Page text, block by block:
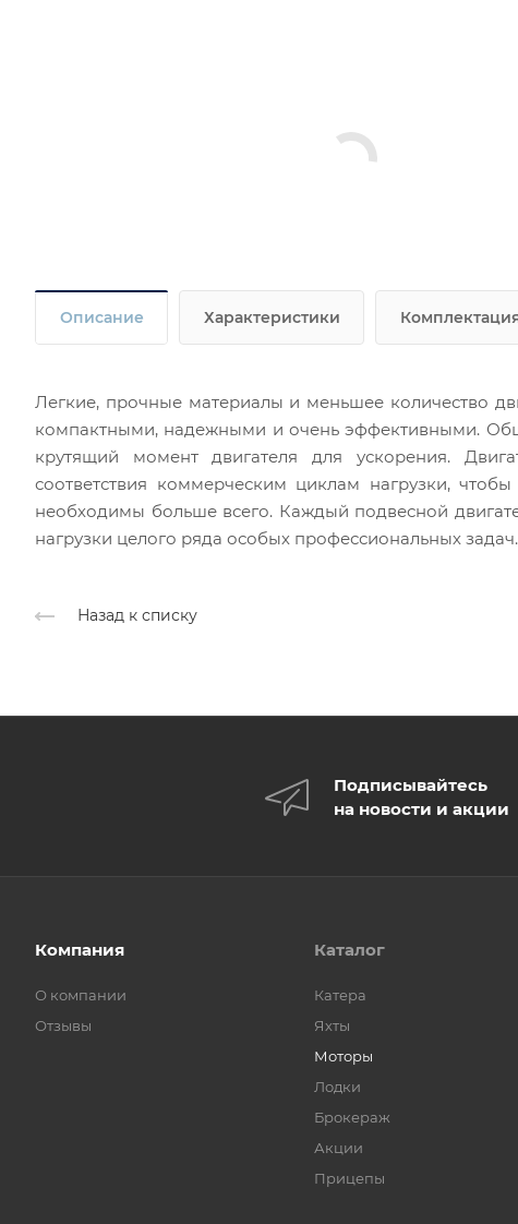
Описание Характеристики
Легкие, прочные материалы и меньшее количество
компактными, надежными и очень эффективными.
крутящий момент двигателя для ускорения.
соответствия коммерческим циклам нагрузки,
необходимы больше всего. Каждый подвесной
нагрузки целого ряда особых профессиональных
Назад к списку
Подписывайтесь
на новости и акции
Компания
О компании
Отзывы
Каталог
Катера
Яхты
Моторы
Лодки
Брокераж
Акции
Прицепы